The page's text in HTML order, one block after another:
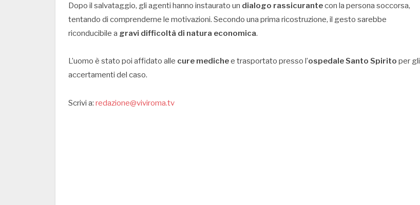
Dopo il salvataggio, gli agenti hanno instaurato un dialogo rassicurantecon la persona soccorsa,
tentando di comprenderne le motivazioni. Secondo una prima ricostruzione, il gesto sarebbe
riconducibile a gravi difficoltà di natura economica.
L’uomo è stato poi affidato alle cure medichee trasportato presso l’ospedale Santo Spirito per gli
accertamenti del caso.
Scrivi a: redazione@viviroma.tv